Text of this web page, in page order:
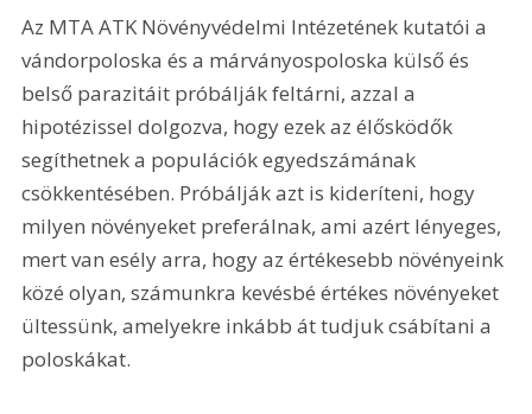
Az MTA ATK Növényvédelmi Intézetének kutatói a
vándorpoloska és a márványospoloska külső és
belső parazitáit próbálják feltárni, azzal a
hipotézissel dolgozva, hogy ezek az élősködők
segíthetnek a populációk egyedszámának
csökkentésében. Próbálják azt is kideríteni, hogy
milyen növényeket preferálnak, ami azért lényeges,
mert van esély arra, hogy az értékesebb növényeink
közé olyan, számunkra kevésbé értékes növényeket
ültessünk, amelyekre inkább át tudjuk csábítani a
poloskákat.